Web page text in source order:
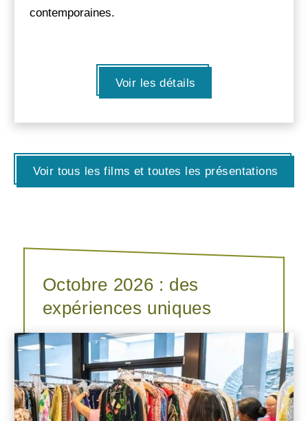
contemporaines.
Voir les détails
Voir tous les films et toutes les présentations
Octobre 2026 : des
expériences uniques